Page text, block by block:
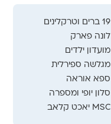
19 ברים וטרקלינים
לונה פארק
מועדון ילדים
מגלשה ספירלית
ספא אוראה
סלון יופי ומספרה
MSC יאכט קלאב